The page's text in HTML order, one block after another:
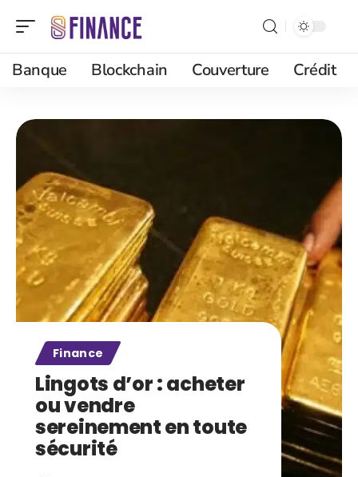
Banque Blockchain Couverture Crédit
Finance
Lingots d’or : acheter
ou vendre
sereinement en toute
sécurité